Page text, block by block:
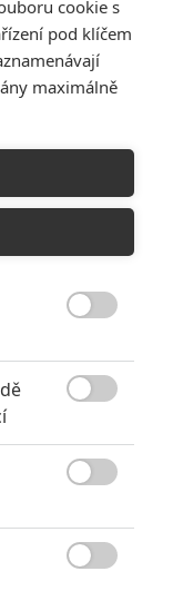
8
cookie s
pod klíčem
maximálně